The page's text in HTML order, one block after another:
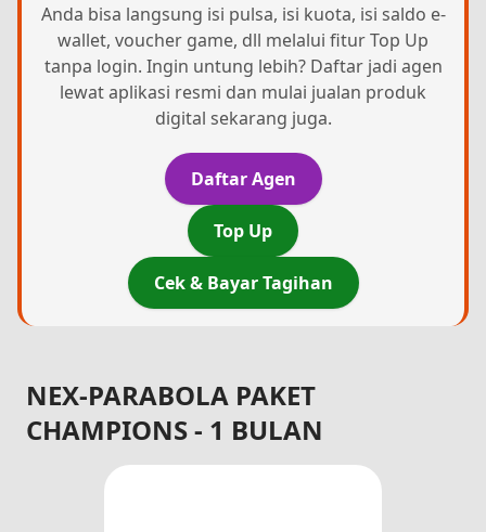
Anda bisa langsung isi pulsa, isi kuota, isi saldo e-
wallet, voucher game, dll melalui fitur Top Up
tanpa login. Ingin untung lebih? Daftar jadi agen
lewat aplikasi resmi dan mulai jualan produk
digital sekarang juga.
Daftar Agen
Top Up
Cek & Bayar Tagihan
NEX-PARABOLA PAKET
CHAMPIONS - 1 BULAN